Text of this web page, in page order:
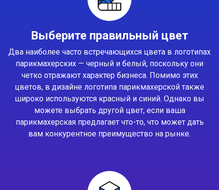
Выберите правильный цвет
Два наиболее часто встречающихся цвета в логотипах
парикмахерских — черный и белый, поскольку они
четко отражают характер бизнеса. Помимо этих
цветов, в дизайне логотипа парикмахерской также
широко используются красный и синий. Однако вы
можете выбрать другой цвет, если ваша
парикмахерская предлагает что-то, что может дать
вам конкурентное преимущество на рынке.